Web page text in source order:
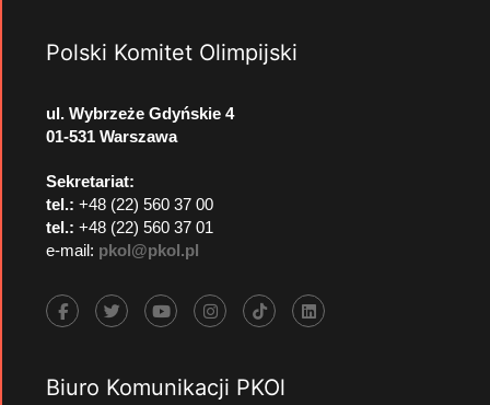
Polski Komitet Olimpijski
ul. Wybrzeże Gdyńskie 4
01-531 Warszawa
Sekretariat:
tel.: +48 (22) 560 37 00
tel.: +48 (22) 560 37 01
e-mail: pkol@pkol.pl
Biuro Komunikacji PKOl